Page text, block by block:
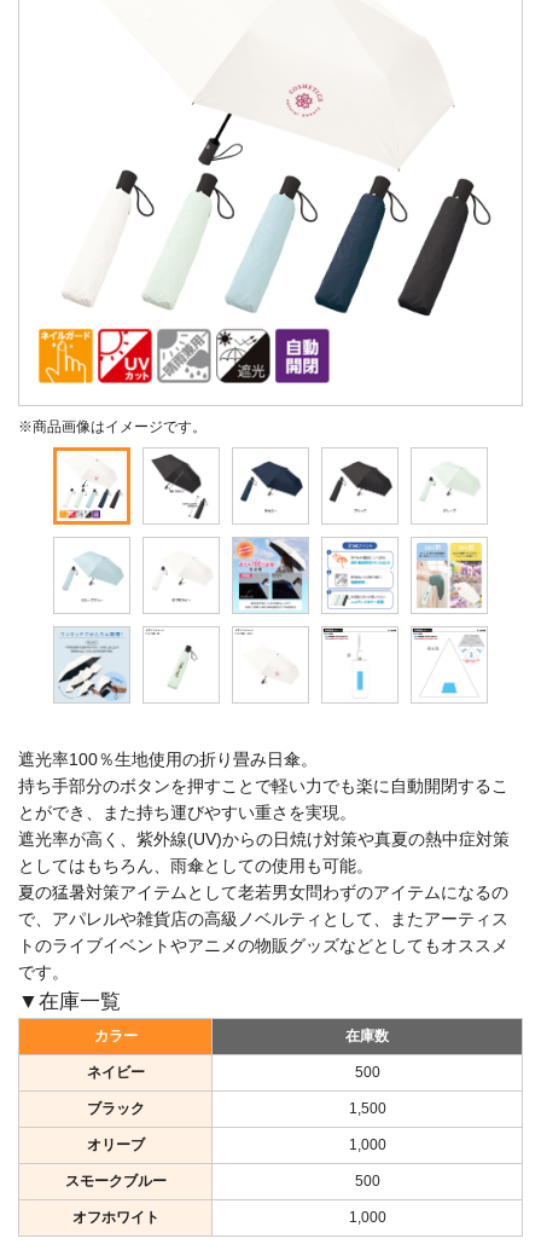
※商品画像はイメージです。
遮光率100％生地使用の折り畳み日傘。
持ち手部分のボタンを押すことで軽い力でも楽に自動開閉するこ
とができ、また持ち運びやすい重さを実現。
遮光率が高く、紫外線(UV)からの日焼け対策や真夏の熱中症対策
としてはもちろん、雨傘としての使用も可能。
夏の猛暑対策アイテムとして老若男女問わずのアイテムになるの
で、アパレルや雑貨店の高級ノベルティとして、またアーティス
トのライブイベントやアニメの物販グッズなどとしてもオススメ
です。
▼在庫一覧
カラー 在庫数
ネイビー 500
ブラック 1,500
オリーブ 1,000
スモークブルー 500
オフホワイト 1,000